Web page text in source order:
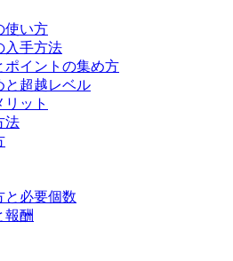
使い方
入手方法
ポイントの集め方
と超越レベル
ット
法
と必要個数
報酬